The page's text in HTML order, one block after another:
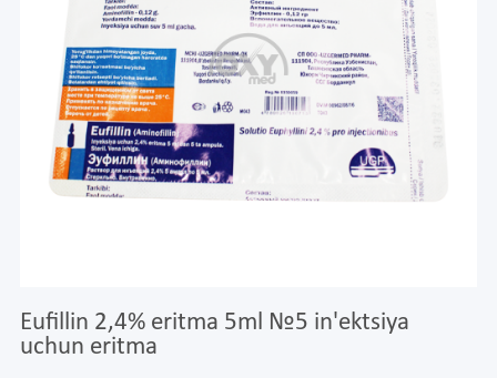
Eufillin 2,4% eritma 5ml №5 in'ektsiya
uchun eritma